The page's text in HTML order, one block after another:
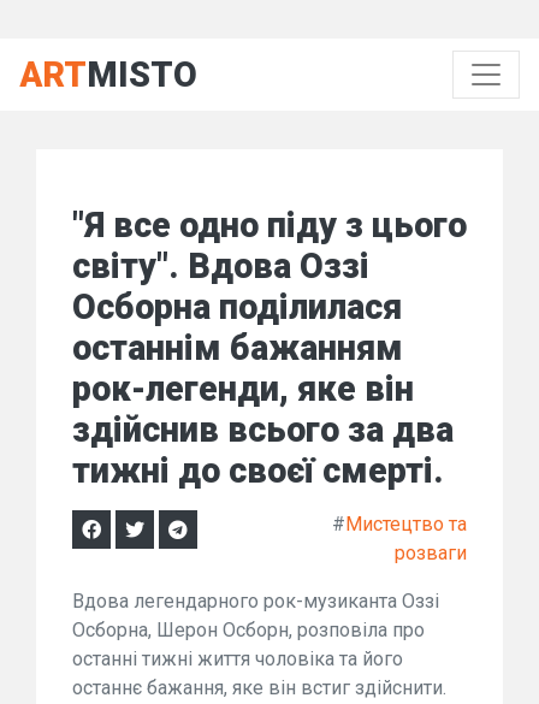
ARTMISTO
"Я все одно піду з цього
світу". Вдова Оззі
Осборна поділилася
останнім бажанням
рок-легенди, яке він
здійснив всього за два
тижні до своєї смерті.
#Мистецтво та
розваги
Вдова легендарного рок-музиканта Оззі
Осборна, Шерон Осборн, розповіла про
останні тижні життя чоловіка та його
останнє бажання, яке він встиг здійснити.